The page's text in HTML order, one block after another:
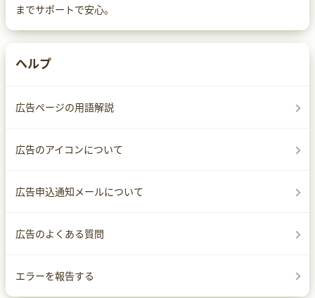
までサポートで安心。
ヘルプ
広告ページの用語解説
広告のアイコンについて
広告申込通知メールについて
広告のよくある質問
エラーを報告する